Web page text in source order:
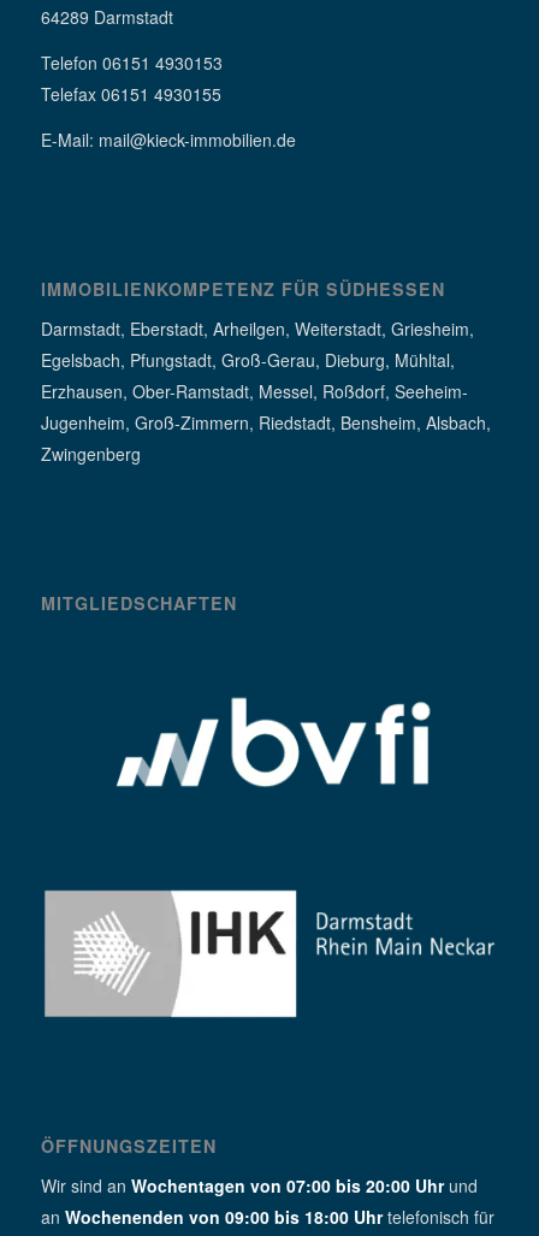
64289 Darmstadt
Telefon 06151 4930153
Telefax 06151 4930155
E-Mail: mail@kieck-immobilien.de
IMMOBILIENKOMPETENZ FÜR SÜDHESSEN
Darmstadt, Eberstadt, Arheilgen, Weiterstadt, Griesheim,
Egelsbach, Pfungstadt, Groß-Gerau, Dieburg, Mühltal,
Erzhausen, Ober-Ramstadt, Messel, Roßdorf, Seeheim-
Jugenheim, Groß-Zimmern, Riedstadt, Bensheim, Alsbach,
Zwingenberg
MITGLIEDSCHAFTEN
ÖFFNUNGSZEITEN
Wir sind an Wochentagen von 07:00 bis 20:00 Uhrund
an Wochenenden von 09:00 bis 18:00 Uhrtelefonisch für